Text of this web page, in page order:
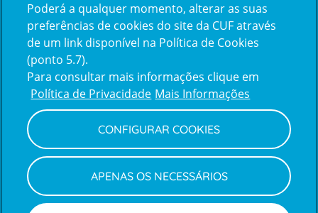
Reclamações
e
elogios
Policy
Política de Privacidade e Cookies
Termos e Condições
Declaração de Acessibilidade
Canal de Denúncias
Informações legais
Poderá a qualquer momento, alterar as suas
preferências de cookies do site da CUF através
de um link disponível na Política de Cookies
(ponto 5.7).
Para consultar mais informações clique em
Política de Privacidade Mais Informações
CONFIGURAR COOKIES
APENAS OS NECESSÁRIOS